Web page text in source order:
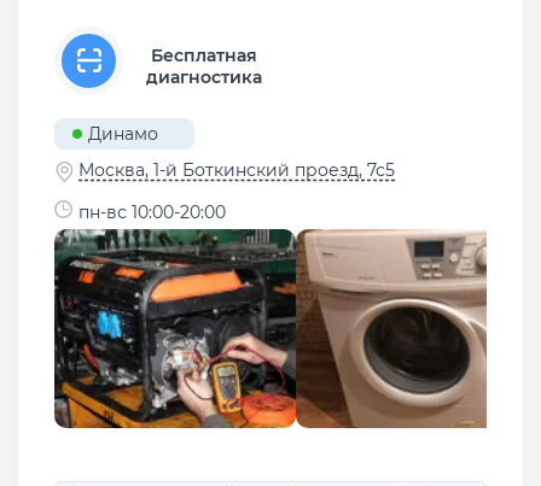
Бесплатная
диагностика
Динамо
Москва, 1-й Боткинский проезд, 7с5
пн-вс 10:00-20:00